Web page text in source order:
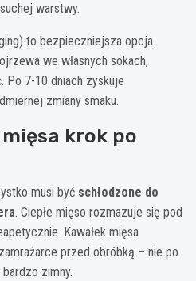
warstwy.
to bezpieczniejsza opcja.
we własnych sokach,
Po 7-10 dniach zyskuje
zmiany smaku.
krok po
musi być schłodzone do
. Ciepłe mięso rozmazuje się pod
Kawałek mięsa
przed obróbką – nie po
bardzo zimny.